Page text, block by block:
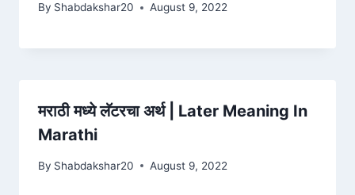
By Shabdakshar20 August 9, 2022
मराठी मध्ये लॅटरचा अर्थ | Later Meaning In
Marathi
By Shabdakshar20 August 9, 2022